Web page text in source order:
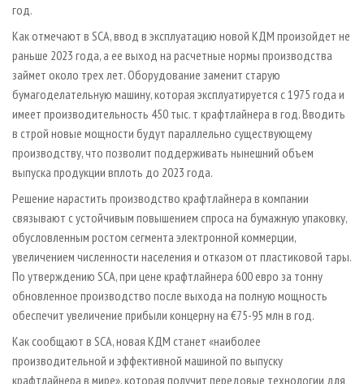
год.
Как отмечают в SCA, ввод в эксплуатацию новой КДМ произойдет не
раньше 2023 года, а ее выход на расчетные нормы производства
займет около трех лет. Оборудование заменит старую
бумагоделательную машину, которая эксплуатируется с 1975 года и
имеет производительность 450 тыс. т крафтлайнера в год. Вводить
в строй новые мощности будут параллельно существующему
производству, что позволит поддерживать нынешний объем
выпуска продукции вплоть до 2023 года.
Решение нарастить производство крафтлайнера в компании
связывают с устойчивым повышением спроса на бумажную упаковку,
обусловленным ростом сегмента электронной коммерции,
увеличением численности населения и отказом от пластиковой тары.
По утверждению SCA, при цене крафтлайнера 600 евро за тонну
обновленное производство после выхода на полную мощность
обеспечит увеличение прибыли концерну на €75-95 млн в год.
Как сообщают в SCA, новая КДМ станет «наиболее
производительной и эффективной машиной по выпуску
крафтлайнера в мире», которая получит передовые технологии для